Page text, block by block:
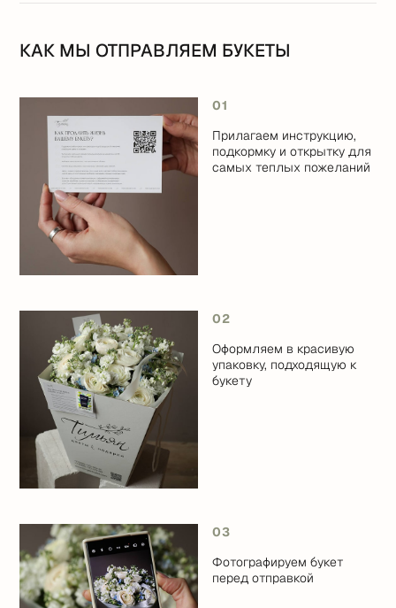
КАК МЫ ОТПРАВЛЯЕМ БУКЕТЫ
01
Прилагаем инструкцию,
подкормку и открытку для
самых теплых пожеланий
02
Оформляем в красивую
упаковку, подходящую к
букету
03
Фотографируем букет
перед отправкой